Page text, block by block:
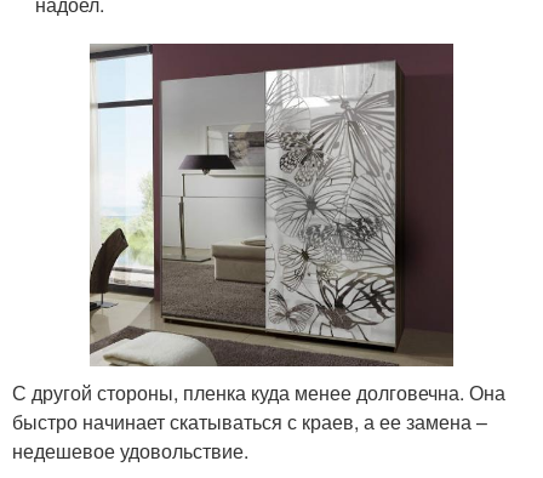
С другой стороны, пленка куда менее долговечна. Она
быстро начинает скатываться с краев, а ее замена –
недешевое удовольствие.